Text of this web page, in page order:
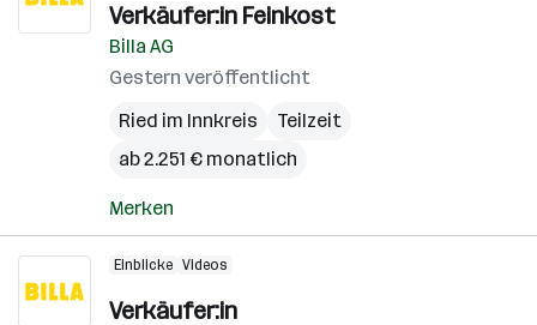
Verkäufer:in Feinkost
Billa AG
Gestern veröffentlicht
Ried im Innkreis
Teilzeit
ab 2.251 € monatlich
Merken
Einblicke Videos
Verkäufer:in